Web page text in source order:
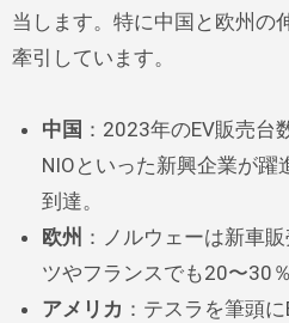
当します。特に中国と欧州の
牽引しています。
中国 ：2023年のEV販売台
NIOといった新興企業が躍
到達。
欧州 ：ノルウェーは新車
ツやフランスでも20〜30
アメリカ ：テスラを筆頭